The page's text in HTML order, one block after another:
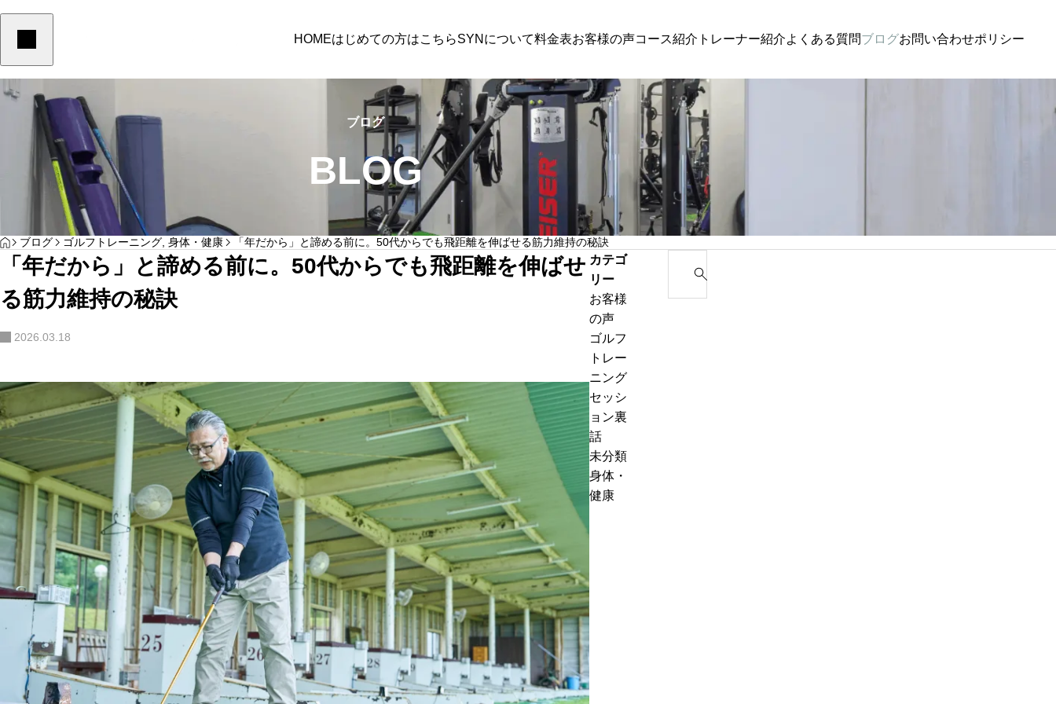
HOMEはじめての方はこちらSYNについて料金表お客様の声コース紹介 トレーナー紹介よくある質問ブログお問い合わせポリシー
50代からなぜ飛距離が落ち始めるのか？原因
と対策を徹底解説
テークバックが浅いのは肩甲骨のせいじゃな
い？広背筋ストレッチで可動域が劇的に変わ
ゴルフトレーニング ,身体・健康
「年だから」と諦める前に。50代からでも飛
距離を伸ばせる筋力維持の秘訣
理学療法士が解説！飛距離アップの鍵「股関
ゴルフの
…
トレーニングコース
など身体の機能性を高め”動ける身体”を作っていきます
ストレッチコース
会員様限定のコースです。ラウンドや練習終わりの疲労回復、柔軟性改
善を目的にストレッチやマッサージなど組み合わせた施術を行います
ブログ
BLOG
HOME
ブログ ゴルフトレーニング, 身体・健康 「年だから」と諦める前に。50代からでも飛距離を伸ばせる筋力維持の秘訣
「年だから」と諦める前に。50代からでも飛距離を伸ばせ
る筋力維持の秘訣
2026.03.18
カテゴ
リー
お客様
の声
ゴルフ
トレー
ニング
セッシ
ョン裏
話
未分類
身体・
健康
a